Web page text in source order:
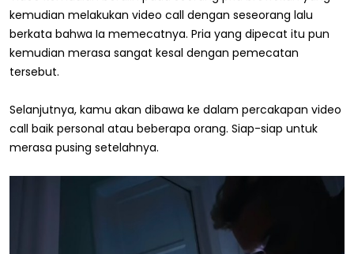
kemudian melakukan video call dengan seseorang lalu
berkata bahwa Ia memecatnya. Pria yang dipecat itu pun
kemudian merasa sangat kesal dengan pemecatan
tersebut.
Selanjutnya, kamu akan dibawa ke dalam percakapan video
call baik personal atau beberapa orang. Siap-siap untuk
merasa pusing setelahnya.